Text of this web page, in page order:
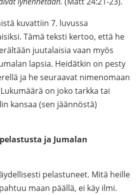
kuvattiin 7. luvussa
Tämä teksti kertoo, että he
juutalaisia vaan myös
lapsia. Heidätkin on pesty
ja he seuraavat nimenomaan
on joko tarkka tai
kansaa (sen jäännöstä)
ja Jumalan
pelastuneet. Mitä heille
maan päällä, ei käy ilmi.